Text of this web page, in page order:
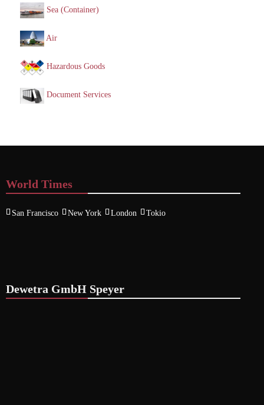
Sea (Container)
Air
Hazardous Goods
Document Services
World Times
San Francisco New York London Tokio
Dewetra GmbH Speyer